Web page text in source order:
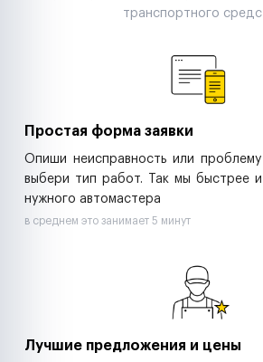
Аренда спецтехникитранспортного
Простая форма заявки
Опиши неисправность или
выбери тип работ. Так мы быстрее
нужного автомастера
в среднем это занимает 5 минут
Лучшие предложения и цены